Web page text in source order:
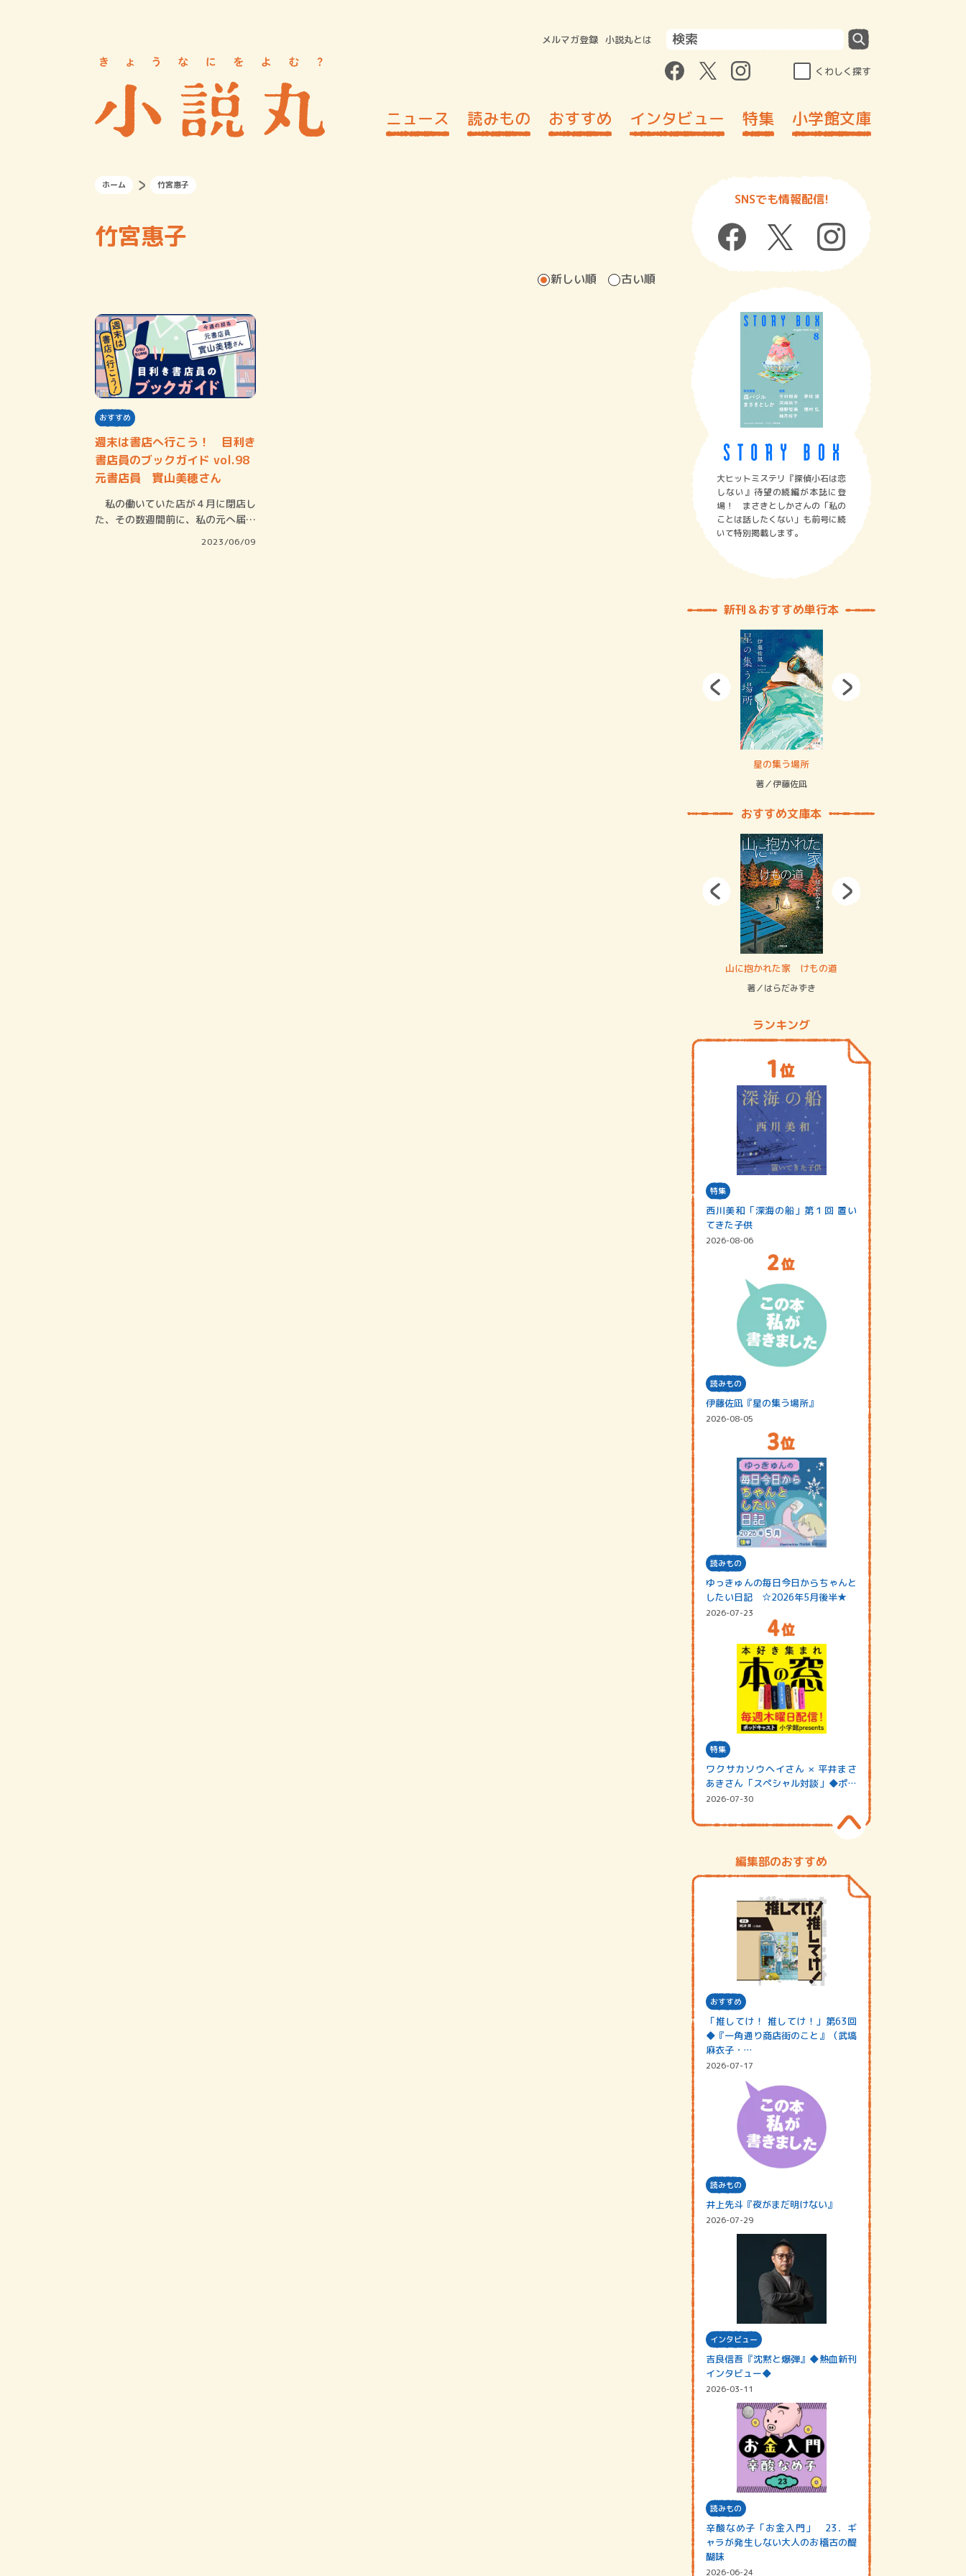
メルマガ登録 小説丸とは
くわしく探す
ニュース 読みもの おすすめ インタビュー 特集 小学館文庫
ホーム 竹宮惠子
竹宮惠子
新しい順 古い順
おすすめ
週末は書店へ行こう！ 目利き
書店員のブックガイド vol.98
元書店員 實山美穂さん
私の働いていた店が４月に閉店し
た、その数週間前に、私の元へ届い
2023/06/09
SNSでも情報配信!
大ヒットミステリ『探偵小石は恋
しない』待望の続編が本誌に登
場！ まさきとしかさんの「私の
ことは話したくない」も前号に続
いて特別掲載します。
新刊＆おすすめ単行本
星の集う場所
著／伊藤佐凪
おすすめ文庫本
山に抱かれた家 けもの道
著／はらだみずき
ランキング
特集
西川美和「深海の船」第１回 置い
てきた子供
2026-08-06
読みもの
伊藤佐凪『星の集う場所』
2026-08-05
読みもの
ゆっきゅんの毎日今日からちゃんと
したい日記 ☆2026年5月後半★
2026-07-23
特集
ワクサカソウヘイさん × 平井まさ
あきさん「スペシャル対談」◆ポッ
ドキャスト…
2026-07-30
編集部のおすすめ
おすすめ
「推してけ！ 推してけ！」第63回
◆『一角通り商店街のこと』（武塙
麻衣子・…
2026-07-17
読みもの
井上先斗『夜がまだ明けない』
2026-07-29
インタビュー
吉良信吾『沈黙と爆弾』◆熱血新刊
インタビュー◆
2026-03-11
読みもの
辛酸なめ子「お金入門」 23．ギ
ャラが発生しない大人のお稽古の醍
醐味
2026-06-24